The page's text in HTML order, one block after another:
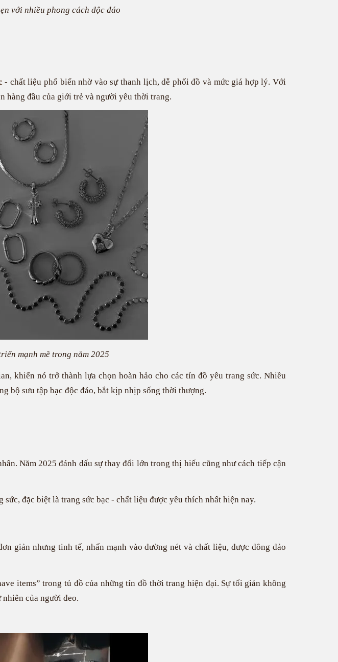
với nhiều phong cách độc đáo
- chất liệu phổ biến nhờ vào sự thanh lịch, dễ phối đồ và mức giá hợp lý. Với
hàng đầu của giới trẻ và người yêu thời trang.
mạnh mẽ trong năm 2025
khiến nó trở thành lựa chọn hoàn hảo cho các tín đồ yêu trang sức. Nhiều
bộ sưu tập bạc độc đáo, bắt kịp nhịp sống thời thượng.
Năm 2025 đánh dấu sự thay đổi lớn trong thị hiếu cũng như cách tiếp cận
đặc biệt là trang sức bạc - chất liệu được yêu thích nhất hiện nay.
giản nhưng tinh tế, nhấn mạnh vào đường nét và chất liệu, được đông đảo
items” trong tủ đồ của những tín đồ thời trang hiện đại. Sự tối giản không
của người đeo.